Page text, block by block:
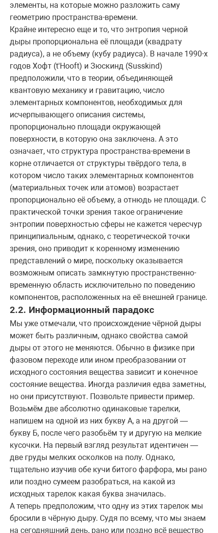
элементы, на которые можно разложить саму
геометрию пространства-времени.
Крайне интересно еще и то, что энтропия черной
дыры пропорциональна её площади (квадрату
радиуса), а не объему (кубу радиуса). В начале 1990-х
годов Xoфт (t'Hooft) и Зюскинд (Susskind)
предположили, что в теории, объединяющей
квантовую механику и гравитацию, число
элементарных компонентов, необходимых для
исчерпывающего описания системы,
пропорционально площади окружающей
поверхности, в которую она заключена. А это
означает, что структура пространства-времени в
корне отличается от структуры твёрдого тела, в
котором число таких элементарных компонентов
(материальных точек или атомов) возрастает
пропорционально её объему, а отнюдь не площади. С
практической точки зрения такое ограничение
энтропии поверхностью сферы не кажется чересчур
принципиальным, однако, с теоретической точки
зрения, оно приводит к коренному изменению
представлений о мире, поскольку оказывается
возможным описать замкнутую пространственно-
временную область исключительно по поведению
компонентов, расположенных на её внешней границе.
2.2. Информационный парадокс
Мы уже отмечали, что происхождение чёрной дыры
может быть различным, однако свойства самой
дыры от этого не меняются. Обычно в физике при
фазовом переходе или ином преобразовании от
исходного состояния вещества зависит и конечное
состояние вещества. Иногда различия едва заметны,
но они присутствуют. Позвольте привести пример.
Возьмём две абсолютно одинаковые тарелки,
напишем на одной из них букву А, а на другой —
букву Б, после чего разобьём ту и другую на мелкие
кусочки. На первый взгляд результат идентичен —
две груды мелких осколков на полу. Однако,
тщательно изучив обе кучи битого фарфора, мы рано
или поздно сумеем разобраться, на какой из
исходных тарелок какая буква значилась.
А теперь предположим, что одну из этих тарелок мы
бросили в чёрную дыру. Судя по всему, что мы знаем
на сегодняшний день, рано или поздно всё вещество